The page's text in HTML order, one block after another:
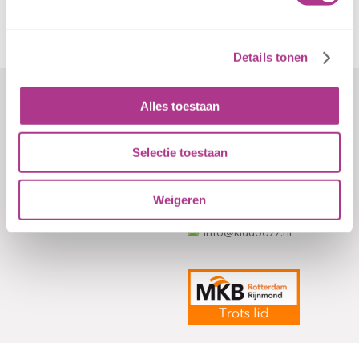
Details tonen
Alles toestaan
Selectie toestaan
Weigeren
Formulieren
Verkorte
Contact
Kiddoozz
3086 JN Rotterdam
010 - 2041820
info@kiddoozz.nl